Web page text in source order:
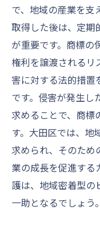
で、地域の産業を支
取得した後は、定期
が重要です。商標の
権利を譲渡されるリ
害に対する法的措置
です。侵害が発生し
求めることで、商標
す。大田区では、地
求められ、そのため
業の成長を促進する
護は、地域密着型の
一助となるでしょう。